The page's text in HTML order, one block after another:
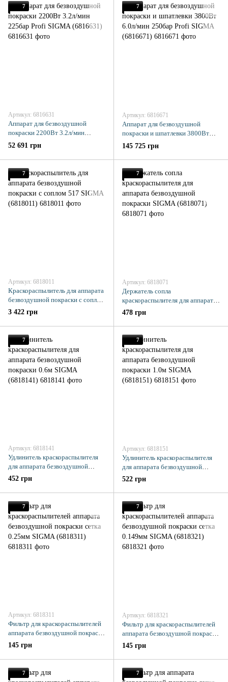
7
Артикул: 6816631
Аппарат для безвоздушной
покраски 2200Вт 3.2л/мин
225бар Profi SIGMA (6816631)
52 691 грн
7
Артикул: 6816671
Аппарат для безвоздушной
покраски и шпатлевки 3800Вт
6.0л/мин 250бар Profi SIGMA
(6816671)
145 725 грн
7
Артикул: 6818011
Краскораспылитель для аппарата
безвоздушной покраски с соплом
517 SIGMA (6818011)
3 422 грн
7
Артикул: 6818071
Держатель сопла
краскораспылителя для аппарата
безвоздушной покраски SIGMA
(6818071)
478 грн
7
Артикул: 6818141
Удлинитель краскораспылителя
для аппарата безвоздушной
покраски 0.6м SIGMA (6818141)
452 грн
7
Артикул: 6818151
Удлинитель краскораспылителя
для аппарата безвоздушной
покраски 1.0м SIGMA (6818151)
522 грн
7
Артикул: 6818311
Фильтр для краскораспылителей
аппарата безвоздушной покраски
сетка 0.25мм SIGMA (6818311)
145 грн
7
Артикул: 6818321
Фильтр для краскораспылителей
аппарата безвоздушной покраски
сетка 0.149мм SIGMA (6818321)
145 грн
7 7